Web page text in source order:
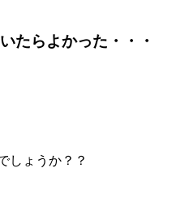
たらよかった・・・
しょうか？？